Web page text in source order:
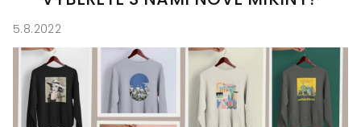
5.8.2022